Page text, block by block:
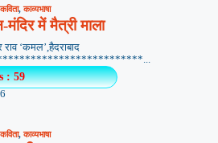
कविता,काव्यभाषा
में मैत्री माला
‘कमल’,हैदराबाद
: 59
कविता,काव्यभाषा